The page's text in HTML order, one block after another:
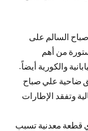
السالم على
من أهم
والكورية أيضاً.
ضاحية علي صباح
وتفقد الإطارات
قطعة معدنية تسبب